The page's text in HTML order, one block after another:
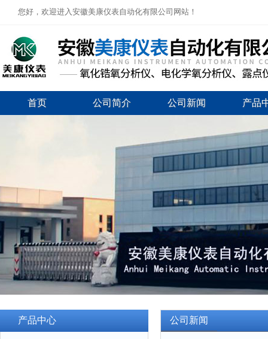
您好，欢迎进入安徽美康仪表自动化有限公司网站！
首页 公司简介 公司新闻 产品
产品中心 公司新闻